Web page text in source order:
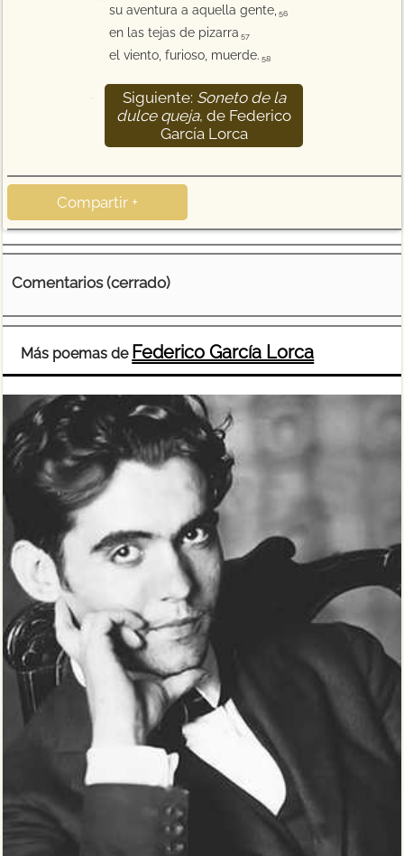
su aventura a aquella gente, 56
en las tejas de pizarra 57
el viento, furioso, muerde. 58
Siguiente: Soneto de la
dulce queja, de Federico
García Lorca
Compartir +
Comentarios (cerrado)
Más poemas de Federico García Lorca